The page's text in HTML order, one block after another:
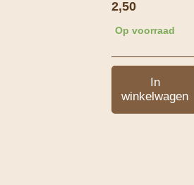
2,50
Op voorraad
In
winkelwagen